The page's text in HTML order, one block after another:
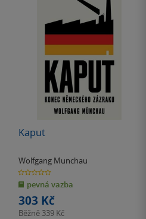
Kaput
Wolfgang Munchau
0.0
z
5
hvězdiček
pevná vazba
303 Kč
Běžně 339 Kč